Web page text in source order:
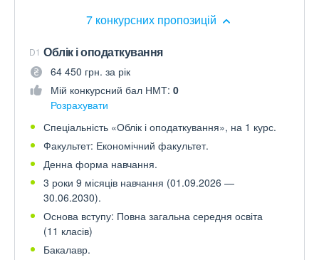
7 конкурсних пропозицій
D1 Облік і оподаткування
64 450 грн. за рік
Мій конкурсний бал НМТ: 0
Розрахувати
Спеціальність «Облік і оподаткування», на 1 курс.
Факультет: Економічний факультет.
Денна форма навчання.
3 роки 9 місяців навчання (01.09.2026 —
30.06.2030).
Основа вступу: Повна загальна середня освіта
(11 класів)
Бакалавр.